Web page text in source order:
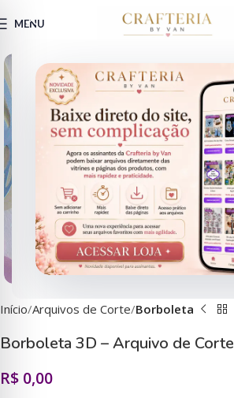
MENU
Clique para ampliar
Início Arquivos de Corte Borboleta
Borboleta 3D – Arquivo de Corte
R$ 0,00